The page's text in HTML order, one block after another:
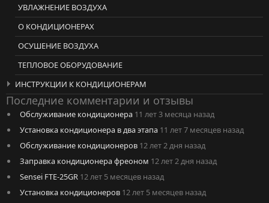
УВЛАЖНЕНИЕ ВОЗДУХА
О КОНДИЦИОНЕРАХ
ОСУШЕНИЕ ВОЗДУХА
ТЕПЛОВОЕ ОБОРУДОВАНИЕ
ИНСТРУКЦИИ К КОНДИЦИОНЕРАМ
Последние комментарии и отзывы
Обслуживание кондиционера 11 лет 3 месяца назад
Установка кондиционера в два этапа 11 лет 7 месяцев назад
Обслуживание кондиционеров 12 лет 2 дня назад
Заправка кондиционера фреоном 12 лет 2 дня назад
Sensei FTE-25GR 12 лет 5 месяцев назад
Установка кондиционеров 12 лет 5 месяцев назад